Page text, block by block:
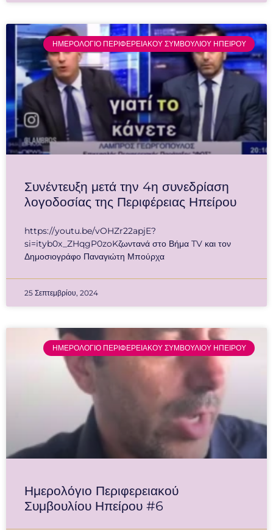
ΗΜΕΡΟΛΟΓΙΟ ΠΕΡΙΦΕΡΕΙΑΚΟΥ ΣΥΜΒΟΥΛΙΟΥ ΗΠΕΙΡΟΥ
Συνέντευξη μετά την 4η συνεδρίαση
λογοδοσίας της Περιφέρειας Ηπείρου
https://youtu.be/vOHZr22apjE?
si=ityb0x_ZHqgP0zoKζωντανά στο Βήμα TV και τον
Δημοσιογράφο Παναγιώτη Μπούρχα
25 Σεπτεμβρίου, 2024
ΗΜΕΡΟΛΟΓΙΟ ΠΕΡΙΦΕΡΕΙΑΚΟΥ ΣΥΜΒΟΥΛΙΟΥ ΗΠΕΙΡΟΥ
Ημερολόγιο Περιφερειακού
Συμβουλίου Ηπείρου #6